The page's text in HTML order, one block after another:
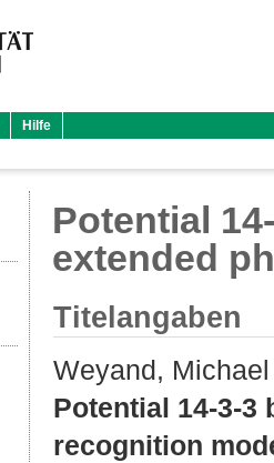
Hilfe
Potential
extended
Titelangaben
Weyand, Michael
Potential 14-3-
recognition